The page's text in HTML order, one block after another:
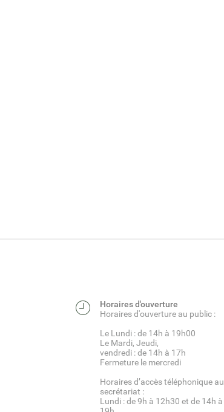
Horaires d'ouverture
Horaires d'ouverture au public :
Le Lundi : de 14h à 19h00
Le Mardi, Jeudi,
vendredi : de 14h à 17h
Fermeture le mercredi
Horaires d’accès téléphonique au
secrétariat :
Lundi : de 9h à 12h30 et de 14h à